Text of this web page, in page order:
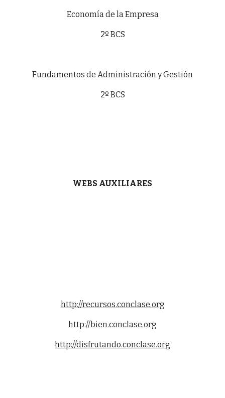
Economía de la Empresa
2º BCS
Fundamentos de Administración y Gestión
2º BCS
WEBS AUXILIARES
http://recursos.conclase.org
http://bien.conclase.org
http://disfrutando.conclase.org